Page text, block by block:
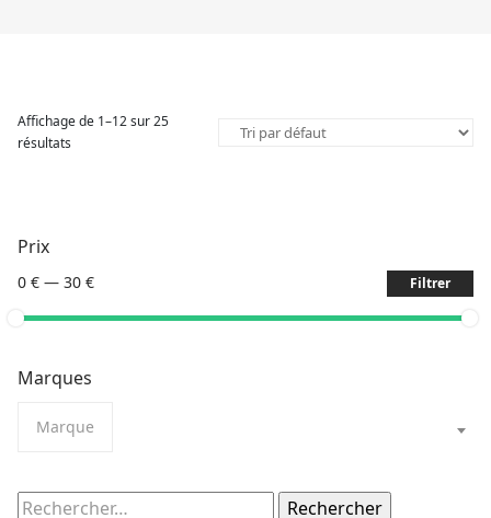
Affichage de 1–12 sur 25
résultats
Prix
0 € — 30 € Filtrer
Marques
Marque
Rechercher :